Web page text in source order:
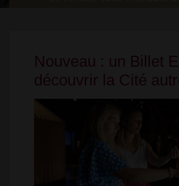
Nouveau : un Billet
découvrir la Cité